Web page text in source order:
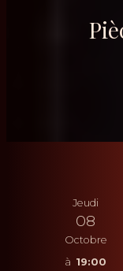
Jeudi
08
Octobre
19:00